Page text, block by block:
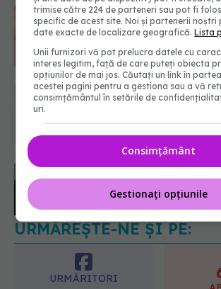
Dieta care poate
colesterolul. Cine
07.08.2026, 17:22
PNRR: 174 de
sănătate într-o
Ce spune
despre vârsta pe
este "codul
07.08.2026, 21:29
URMĂREȘTE-NE ȘI PE:
URMĂRITORI
365
URMĂRITORI
trimise către 224 de parteneri sau pot fi
specific de acest site. Noi și partenerii noștri
date exacte de localizare geografică.Lista
Unii furnizori vă pot prelucra datele cu
interes legitim, față de care puteți obiecta
opțiunilor de mai jos. Căutați un link în
acestei pagini pentru a gestiona sau a vă
consimțământul în setările de
uri.
Consimțământ
Gestionați opțiunile